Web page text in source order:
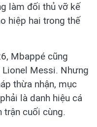
làm đối thủ vỡ kế
hiệp hai trong thế
Mbappé cũng
Messi. Nhưng
thừa nhận, mục
là danh hiệu cá
trận cuối cùng.